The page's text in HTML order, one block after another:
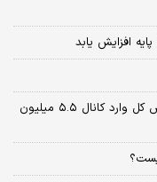
افزایش یابد
رشد بورس در اولین روز معاملات هفته/ شاخص کل وارد کانال ۵.۵ میلیون